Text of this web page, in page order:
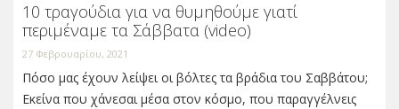
10 τραγούδια για να θυμηθούμε γιατί
περιμέναμε τα Σάββατα (video)
27 Φεβρουαρίου, 2021
Πόσο μας έχουν λείψει οι βόλτες τα βράδια του Σαββάτου;
Εκείνα που χάνεσαι μέσα στον κόσμο, που παραγγέλνεις